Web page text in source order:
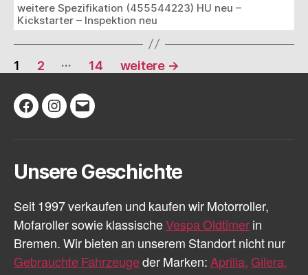
weitere Spezifikation (455544223) HU neu –
Kickstarter – Inspektion neu
Seitennummerierung
der
Beiträge
1 2 … 14 weitere →
Facebook
Instagram
E-
Unsere Geschichte
Seit 1997 verkaufen und kaufen wir Motorroller,
Mofaroller sowie klassischeVespa Oldtimer in
Bremen. Wir bieten an unserem Standort nicht nur
Gebrauchte Fahrzeugeder Marken: Aprilia, Gilera,